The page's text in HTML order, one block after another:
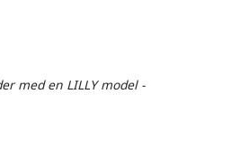
med en LILLY model -